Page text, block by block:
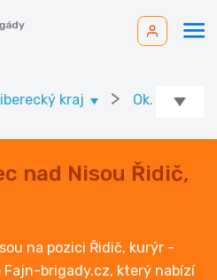
kraj > Ok.
nad Nisou Řidič,
na pozici Řidič, kurýr -
brigady.cz, který nabízí